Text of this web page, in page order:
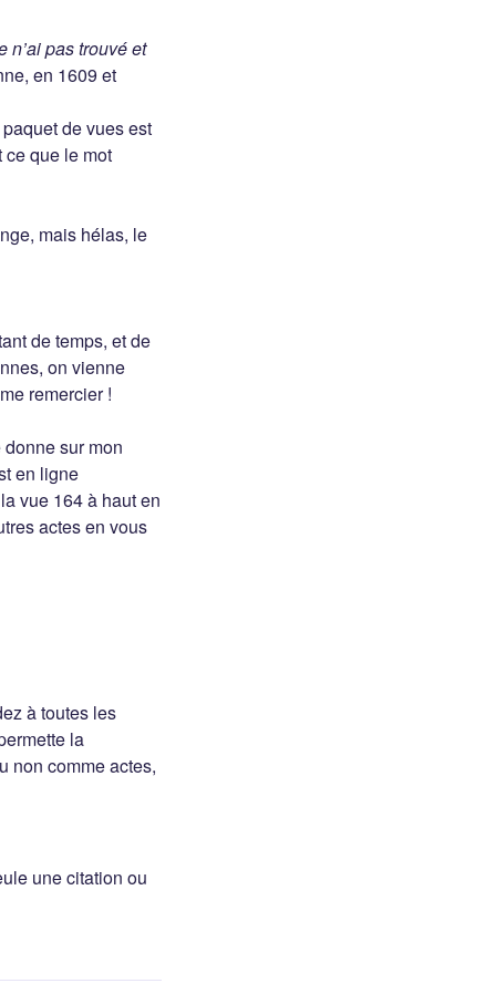
n’ai pas trouvé et
en 1609 et
de vues est
que le mot
mais hélas, le
de temps, et de
on vienne
remercier !
sur mon
en ligne
vue 164 à haut en
actes en vous
à toutes les
la
non comme actes,
une citation ou